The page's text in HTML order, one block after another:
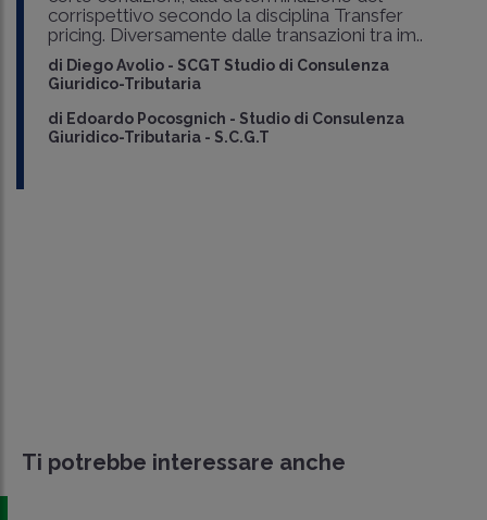
corrispettivo secondo la disciplina Transfer
pricing. Diversamente dalle transazioni tra im..
di Diego Avolio - SCGT Studio di Consulenza
Giuridico-Tributaria
di Edoardo Pocosgnich - Studio di Consulenza
Giuridico-Tributaria - S.C.G.T
Ti potrebbe interessare anche